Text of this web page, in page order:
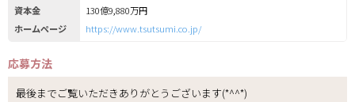
資本金
130億9,880万円
ホームページ
https://www.tsutsumi.co.jp/
応募方法
最後までご覧いただきありがとうございます(*^^*)